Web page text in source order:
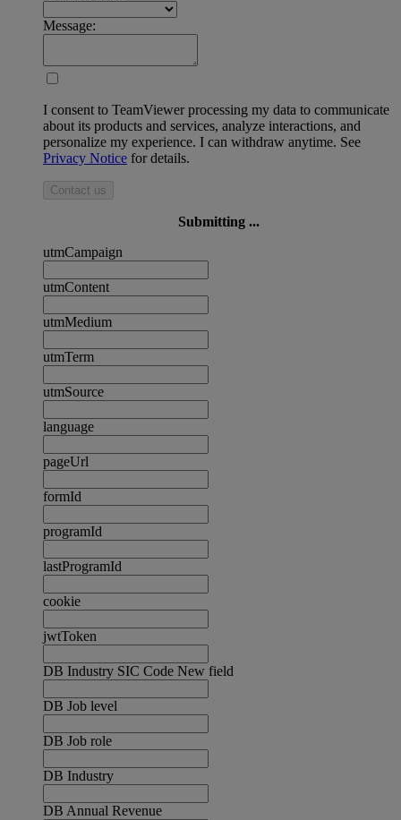
Message:
I consent to TeamViewer processing my data to communicate
about its products and services, analyze interactions, and
personalize my experience. I can withdraw anytime. See
Privacy Notice for details.
Contact us
Submitting ...
utmCampaign
utmContent
utmMedium
utmTerm
utmSource
language
pageUrl
formId
programId
lastProgramId
cookie
jwtToken
DB Industry SIC Code New field
DB Job level
DB Job role
DB Industry
DB Annual Revenue